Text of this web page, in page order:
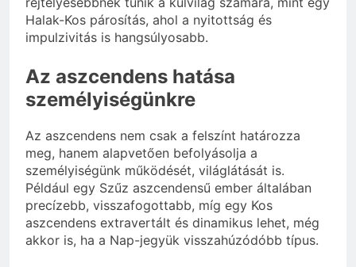
Halak-Kos párosítás, ahol a nyitottság és
impulzivitás is hangsúlyosabb.
Az aszcendens hatása
személyiségünkre
Az aszcendens nem csak a felszínt határozza
meg, hanem alapvetően befolyásolja a
személyiségünk működését, világlátását is.
Például egy Szűz aszcendensű ember általában
precízebb, visszafogottabb, míg egy Kos
aszcendens extravertált és dinamikus lehet, még
akkor is, ha a Nap-jegyük visszahúzódóbb típus.